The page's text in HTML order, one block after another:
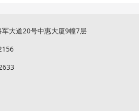
大道20号中惠大厦9幢7层